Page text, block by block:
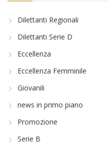
Dilettanti Regionali
Dilettanti Serie D
Eccellenza
Eccellenza Femminile
Giovanili
news in primo piano
Promozione
Serie B